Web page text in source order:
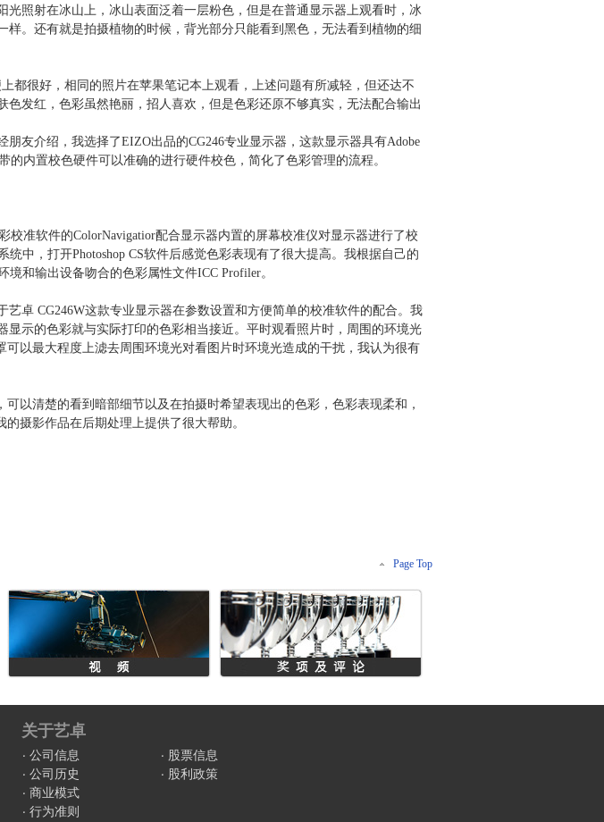
照射在冰山上，冰山表面泛着一层粉色，但是在普通显示器上观看时，冰
。还有就是拍摄植物的时候，背光部分只能看到黑色，无法看到植物的细
都很好，相同的照片在苹果笔记本上观看，上述问题有所减轻，但还达不
发红，色彩虽然艳丽，招人喜欢，但是色彩还原不够真实，无法配合输出
友介绍，我选择了EIZO出品的CG246专业显示器，这款显示器具有Adobe
内置校色硬件可以准确的进行硬件校色，简化了色彩管理的流程。
准软件的ColorNavigatior配合显示器内置的屏幕校准仪对显示器进行了校
中，打开Photoshop CS软件后感觉色彩表现有了很大提高。我根据自己的
和输出设备吻合的色彩属性文件ICC Profiler。
卓 CG246W这款专业显示器在参数设置和方便简单的校准软件的配合。我
示的色彩就与实际打印的色彩相当接近。平时观看照片时，周围的环境光
以最大程度上滤去周围环境光对看图片时环境光造成的干扰，我认为很有
以清楚的看到暗部细节以及在拍摄时希望表现出的色彩，色彩表现柔和，
摄影作品在后期处理上提供了很大帮助。
Page Top
关于艺卓
公司信息
公司历史
商业模式
行为准则
股票信息
股利政策